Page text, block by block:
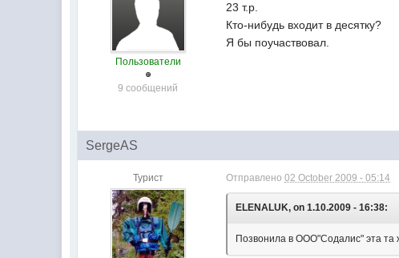
Пользователи
9 сообщений
23 т.р.
Кто-нибудь входит в десятку?
Я бы поучаствовал.
SergeAS
Турист Отправлено02 October 2009 - 05:14
ELENALUK, on 1.10.2009 - 16:38:
Позвонила в ООО"Содалис" эта та